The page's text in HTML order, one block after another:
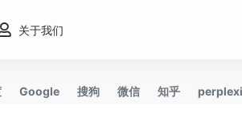
关于我们
Google 搜狗 微信 知乎